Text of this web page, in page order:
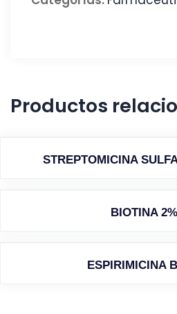
Productos
STREPTOMICINA
BIOTINA 2%
ESPIRIMICINA